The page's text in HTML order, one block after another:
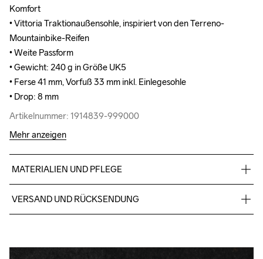
Komfort
• Vittoria Traktionaußensohle, inspiriert von den Terreno-
Mountainbike-Reifen
• Weite Passform
• Gewicht: 240 g in Größe UK5
• Ferse 41 mm, Vorfuß 33 mm inkl. Einlegesohle
• Drop: 8 mm
Artikelnummer: 1914839-999000
Komfort
• Vittoria Traktionaußensohle, inspiriert von den Terreno-
Mountainbike-Reifen
• Weite Passform
• Gewicht: 240 g in Größe UK5
• Ferse 41 mm, Vorfuß 33 mm inkl. Einlegesohle
• Drop: 8 mm
Artikelnummer: 1914839-999000
Mehr anzeigen
MATERIALIEN UND PFLEGE
Upper 100% Recycelter Polyester, Midsole 100% ETPU Foam,
Outsole 100% Rubber
VERSAND UND RÜCKSENDUNG
Wir arbeiten mit DHL zusammen, die tagsüber liefern.